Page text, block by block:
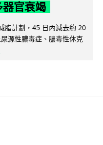
官衰竭
脂計劃，45 日內減去約 20
源性膿毒症、膿毒性休克